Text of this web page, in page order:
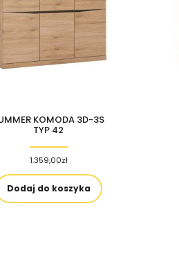
KOMODA 3D-3S
TYP 42
1.359,00zł
Dodaj do koszyka